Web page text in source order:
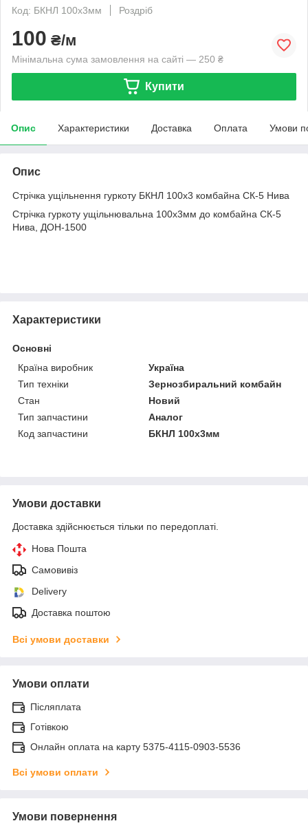
Код: БКНЛ 100х3мм
Роздріб
100 ₴/м
Мінімальна сума замовлення на сайті — 250 ₴
Купити
Опис Характеристики Доставка Оплата Умови
Опис
Стрічка ущільнення гуркоту БКНЛ 100х3 комбайна СК-5 Нива
Стрічка гуркоту ущільнювальна 100х3мм до комбайна СК-5
Нива, ДОН-1500
Характеристики
Основні
Країна виробник
Україна
Тип техніки
Зернозбиральний комбайн
Стан
Новий
Тип запчастини
Аналог
Код запчастини
БКНЛ 100х3мм
Умови доставки
Доставка здійснюється тільки по передоплаті.
Нова Пошта
Самовивіз
Delivery
Доставка поштою
Всі умови доставки
Умови оплати
Післяплата
Готівкою
Онлайн оплата на карту 5375-4115-0903-5536
Всі умови оплати
Умови повернення